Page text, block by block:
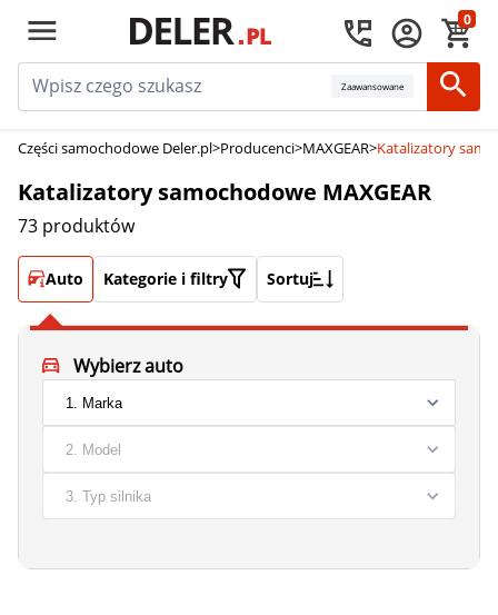
0
Zaawansowane
Części samochodowe Deler.pl>Producenci>MAXGEAR>Katalizatory
Katalizatory samochodowe MAXGEAR
73 produktów
Auto Kategorie i filtry Sortuj
Wybierz auto